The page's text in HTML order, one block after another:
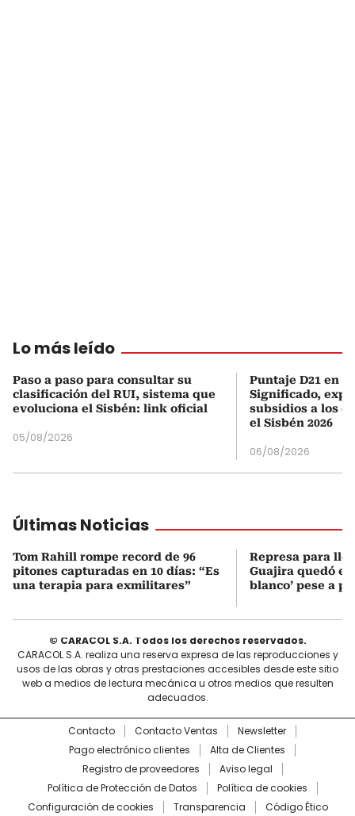
Lo más leído
Paso a paso para consultar su
clasificación del RUI, sistema que
evoluciona el Sisbén: link oficial
05/08/2026
Puntaje D21 en
Significado,
subsidios a los
el Sisbén 2026
06/08/2026
Últimas Noticias
Tom Rahill rompe record de 96
pitones capturadas en 10 días: “Es
una terapia para exmilitares”
Represa para
Guajira quedó en
blanco’ pese a
© CARACOL S.A. Todos los derechos reservados.
CARACOL S.A. realiza una reserva expresa de las reproducciones y
usos de las obras y otras prestaciones accesibles desde este sitio
web a medios de lectura mecánica u otros medios que resulten
adecuados.
Contacto Contacto Ventas
Newsletter
Pago electrónico clientes
Alta de Clientes
Registro de proveedores
Aviso legal
Política de Protección de Datos
Política de cookies
Configuración de cookies
Transparencia Código Ético